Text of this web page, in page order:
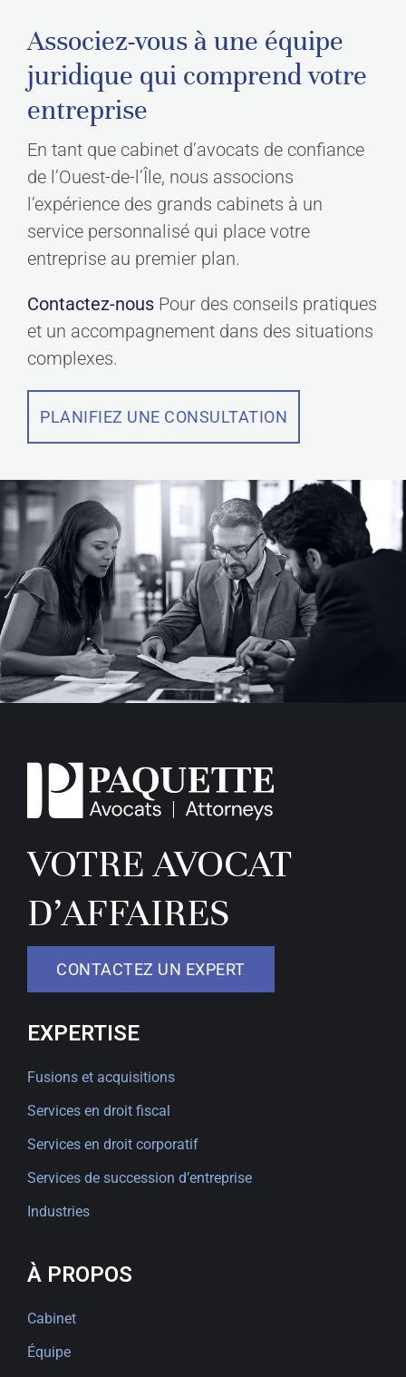
Associez-vous à une équipe
juridique qui comprend votre
entreprise
En tant que cabinet d’avocats de confiance
de l’Ouest-de-l’Île, nous associons
l’expérience des grands cabinets à un
service personnalisé qui place votre
entreprise au premier plan.
Contactez-nous Pour des conseils pratiques
et un accompagnement dans des situations
complexes.
PLANIFIEZ UNE CONSULTATION
VOTRE AVOCAT
D’AFFAIRES
CONTACTEZ UN EXPERT
EXPERTISE
Fusions et acquisitions
Services en droit fiscal
Services en droit corporatif
Services de succession d’entreprise
Industries
À PROPOS
Cabinet
Équipe